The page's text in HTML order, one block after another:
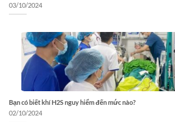
03/10/2024
Bạn có biết khí H2S nguy hiểm đến mức nào?
02/10/2024